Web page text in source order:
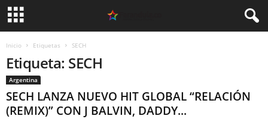
Inicio Etiquetas SECH
Etiqueta: SECH
Argentina
SECH LANZA NUEVO HIT GLOBAL “RELACIÓN
(REMIX)” CON J BALVIN, DADDY...